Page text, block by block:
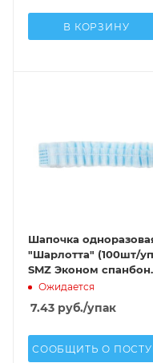
В КОРЗИНУ
Шапочка
"Шарлотта" (100шт/
SMZ Эконом
(17г/м2) голубой
Ожидается
7.43 руб./упак
СООБЩИТЬ О